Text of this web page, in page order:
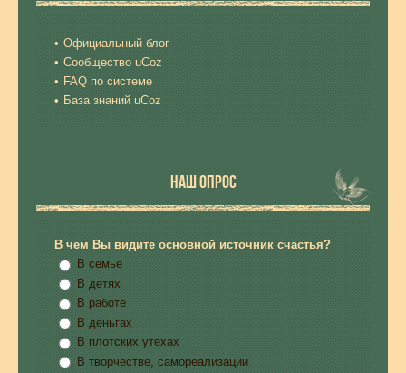
Официальный блог
Сообщество uCoz
FAQ по системе
База знаний uCoz
НАШ ОПРОС
В чем Вы видите основной источник счастья?
В семье
В детях
В работе
В деньгах
В плотских утехах
В творчестве, самореализации